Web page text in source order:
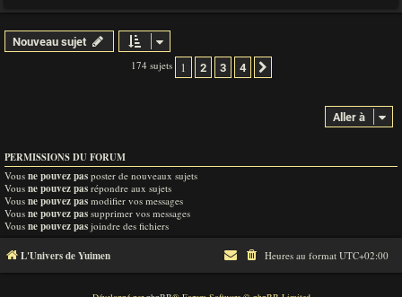
Nouveau sujet
174 sujets 1 2 3 4
Aller à
PERMISSIONS DU FORUM
Vous ne pouvez pas poster de nouveaux sujets
Vous ne pouvez pas répondre aux sujets
Vous ne pouvez pas modifier vos messages
Vous ne pouvez pas supprimer vos messages
Vous ne pouvez pas joindre des fichiers
L'Univers de Yuimen Heures au format UTC+02:00